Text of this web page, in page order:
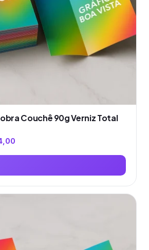
Couchê 90g Verniz Total